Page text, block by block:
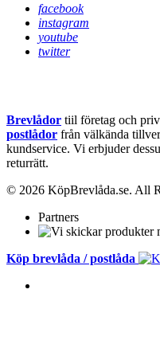
facebook
instagram
youtube
twitter
Brevlådor tiil företag och
postlådor från välkända
kundservice. Vi erbjuder
returrätt.
© 2026 KöpBrevlåda.se. All
Partners
Köp brevlåda / postlåda